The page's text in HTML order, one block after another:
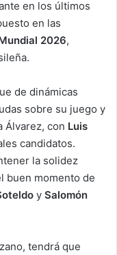
en los últimos
en las
2026,
de dinámicas
sobre su juego y
Álvarez, con Luis
candidatos.
la solidez
buen momento de
y Salomón
tendrá que